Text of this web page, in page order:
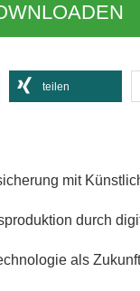
teilen
mit
durch
als